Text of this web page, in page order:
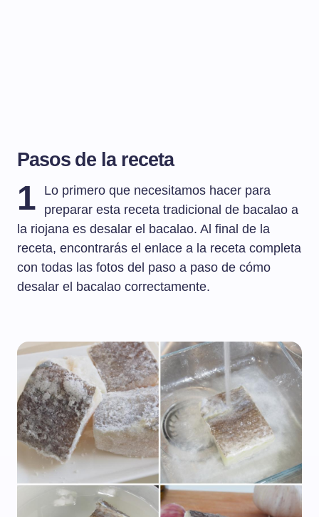
Pasos de la receta
1
Lo primero que necesitamos hacer para
preparar esta receta tradicional de bacalao a
la riojana es desalar el bacalao. Al final de la
receta, encontrarás el enlace a la receta completa
con todas las fotos del paso a paso de cómo
desalar el bacalao correctamente.